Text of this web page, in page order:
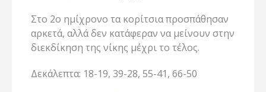
Στο 2ο ημίχρονο τα κορίτσια προσπάθησαν
αρκετά, αλλά δεν κατάφεραν να μείνουν στην
διεκδίκηση της νίκης μέχρι το τέλος.
Δεκάλεπτα: 18-19, 39-28, 55-41, 66-50